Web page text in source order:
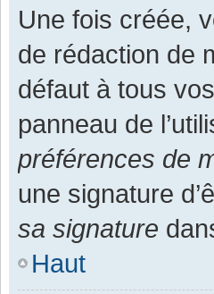
Une fois créée,
de rédaction de
défaut à tous
panneau de
préférences de
une signature
sa signature
Haut